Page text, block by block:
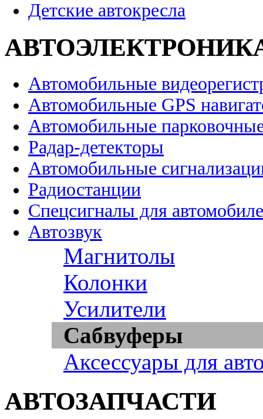
Детские автокресла
Автомобильные
Автомобильные GPS
Автомобильные
Радар-детекторы
Автомобильные
Радиостанции
Спецсигналы для
Автозвук
Магнитолы
Колонки
Усилители
Сабвуферы
Аксессуары для
АВТОЗАПЧАСТИ